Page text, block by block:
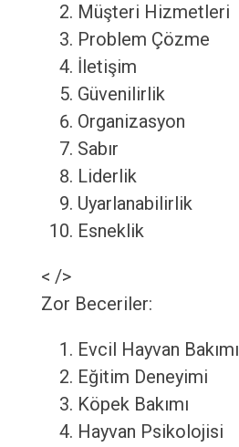
Müşteri Hizmetleri
Problem Çözme
İletişim
Güvenilirlik
Organizasyon
Sabır
Liderlik
Uyarlanabilirlik
Esneklik
< />
Zor Beceriler:
Evcil Hayvan Bakımı
Eğitim Deneyimi
Köpek Bakımı
Hayvan Psikolojisi